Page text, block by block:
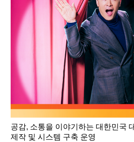
공감, 소통을 이야기하는 대한민국
제작 및 시스템 구축 운영